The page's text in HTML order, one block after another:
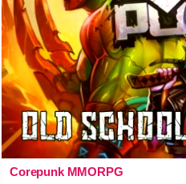
Corepunk MMORPG